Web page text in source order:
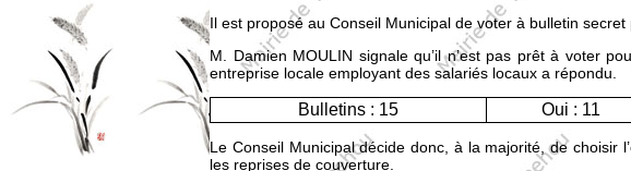
Il est proposé au Conseil Municipal de voter à bulletin
M. Damien MOULIN signale qu’il n’est pas prêt à voter
entreprise locale employant des salariés locaux a répondu.
Bulletins : 15 Oui : 11
Le Conseil Municipal décide donc, à la majorité, de choisir
les reprises de couverture.